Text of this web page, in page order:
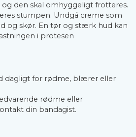
den skal omhyggeligt frotteres.
stumpen. Undgå creme som
og skør. En tør og stærk hud kan
i protesen
dagligt for rødme, blærer eller
rødme eller
din bandagist.